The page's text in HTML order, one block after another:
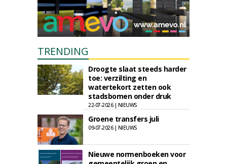
TRENDING
Droogte slaat steeds harder
toe: verzilting en
watertekort zetten ook
stadsbomen onder druk
22-07-2026 | NIEUWS
Groene transfers juli
09-07-2026 | NIEUWS
Nieuwe normenboeken voor